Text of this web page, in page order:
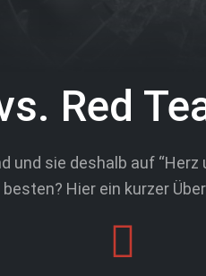
Red
sie deshalb auf
besten? Hier ein kurzer